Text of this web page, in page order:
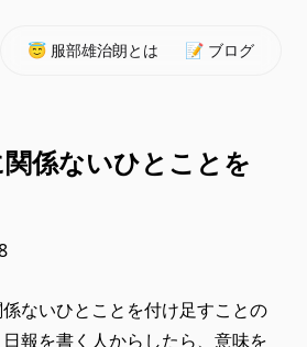
😇 服部雄治朗とは 📝 ブログ
係ないひとことを
ないひとことを付け足すことの
報を書く人からしたら、意味を